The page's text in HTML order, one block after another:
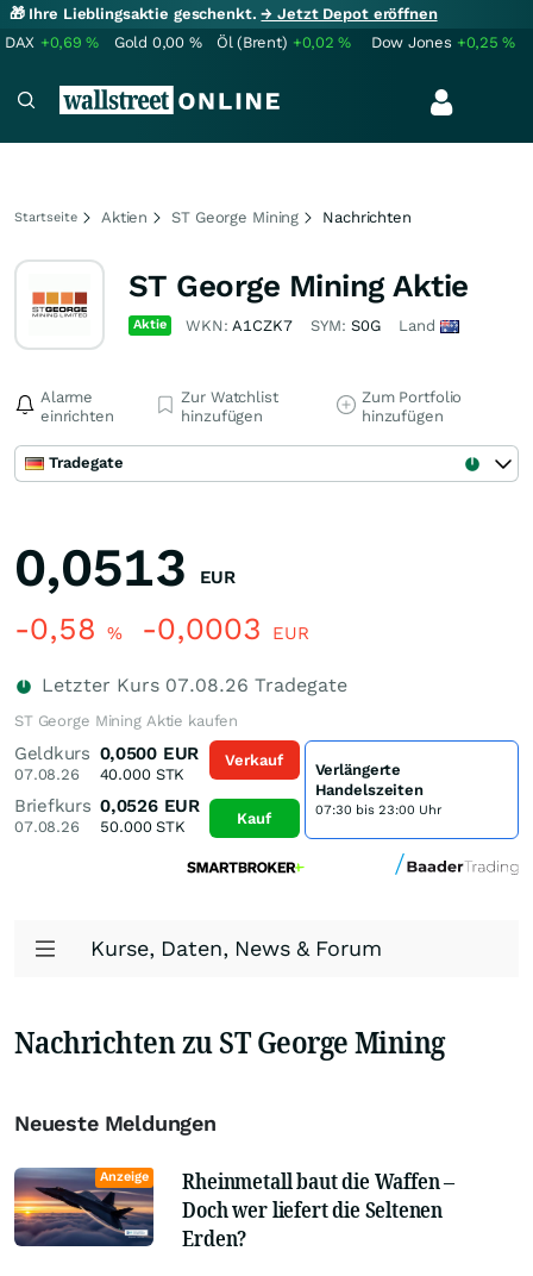
🎁 Ihre Lieblingsaktie geschenkt.→ Jetzt Depot eröffnen
DAX +0,69% Gold 0,00 % Öl (Brent) +0,02% Dow Jones +0,25%
Startseite Aktien ST George Mining Nachrichten
ST George Mining Aktie
Aktie WKN:A1CZK7 SYM: S0G Land
Alarme
einrichten
Zur Watchlist
hinzufügen
Zum Portfolio
hinzufügen
Tradegate
0,0513 EUR
-0,58 % -0,0003 EUR
Letzter Kurs 07.08.26 Tradegate
ST George Mining Aktie kaufen
Geldkurs
07.08.26
0,0500 EUR
40.000STK
Briefkurs
07.08.26
0,0526 EUR
50.000STK
Verkauf
Kauf
Verlängerte
Handelszeiten
07:30 bis 23:00 Uhr
Kurse, Daten, News & Forum
Nachrichten zu ST George Mining
Neueste Meldungen
Anzeige
Rheinmetall baut die Waffen –
Doch wer liefert die Seltenen
Erden?